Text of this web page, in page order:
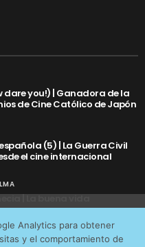
dare you!) | Ganadora de la
de Cine Católico de Japón
(5) | La Guerra Civil
el cine internacional
| La buena vida
Analytics para obtener
y el comportamiento de
los servicios que